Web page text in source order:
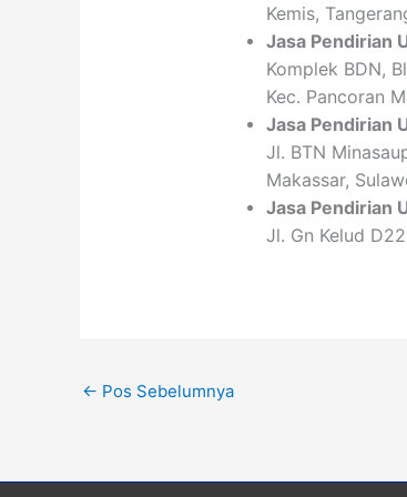
Kemis,
Jasa Pendirian
Komplek BDN,
Kec. Pancoran
Jasa Pendirian
Jl. BTN
Makassar,
Jasa Pendirian
Jl. Gn Kelud
← Pos Sebelumnya